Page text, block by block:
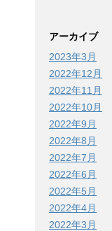
アーカイブ
2023年3月
2022年12月
2022年11月
2022年10月
2022年9月
2022年8月
2022年7月
2022年6月
2022年5月
2022年4月
2022年3月